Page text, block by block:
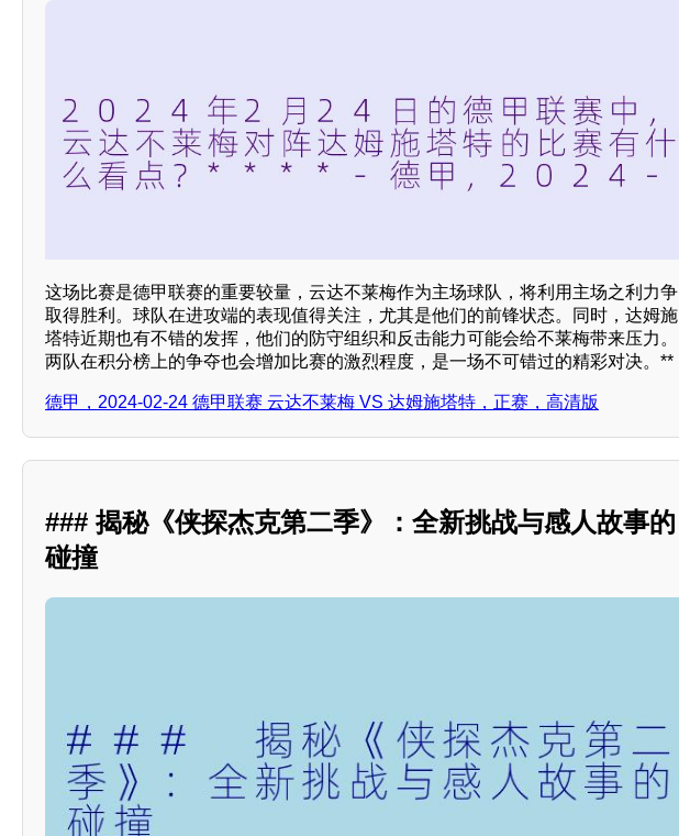
这场比赛是德甲联赛的重要较量，云达不莱梅作为主场球队，将利用主场之利力争
取得胜利。球队在进攻端的表现值得关注，尤其是他们的前锋状态。同时，达姆施
塔特近期也有不错的发挥，他们的防守组织和反击能力可能会给不莱梅带来压力。
两队在积分榜上的争夺也会增加比赛的激烈程度，是一场不可错过的精彩对决。**
德甲，2024-02-24 德甲联赛 云达不莱梅 VS 达姆施塔特，正赛，高清版
### 揭秘《侠探杰克第二季》：全新挑战与感人故事的
碰撞